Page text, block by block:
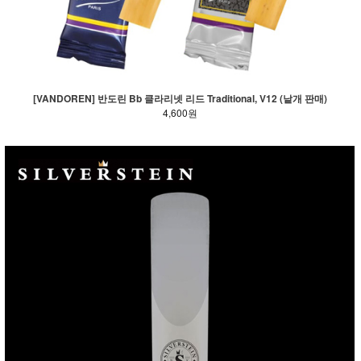
[VANDOREN] 반도린 Bb 클라리넷 리드 Traditional, V12 (낱개 판매)
4,600원